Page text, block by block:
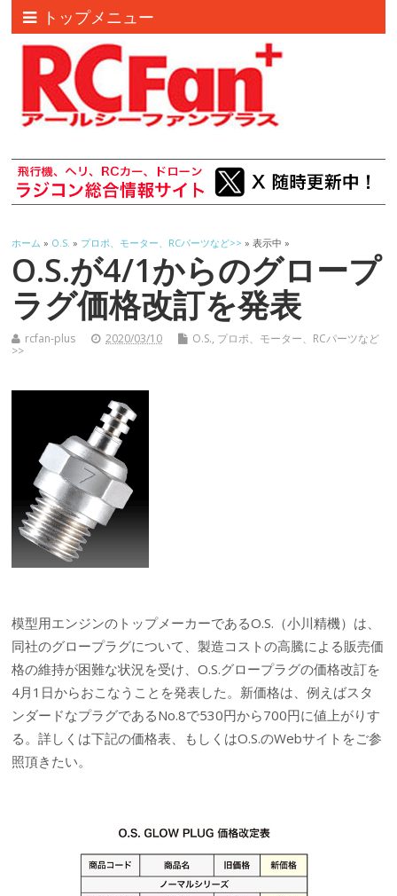
トップメニュー
ホーム » O.S. » プロポ、モーター、RCパーツなど>> » 表示中 »
O.S.が4/1からのグロープ
ラグ価格改訂を発表
rcfan-plus 2020/03/10 O.S., プロポ、モーター、RCパーツなど
>>
模型用エンジンのトップメーカーであるO.S.（小川精機）は、
同社のグロープラグについて、製造コストの高騰による販売価
格の維持が困難な状況を受け、O.S.グロープラグの価格改訂を
4月1日からおこなうことを発表した。新価格は、例えばスタ
ンダードなプラグであるNo.8で530円から700円に値上がりす
る。詳しくは下記の価格表、もしくはO.S.のWebサイトをご参
照頂きたい。